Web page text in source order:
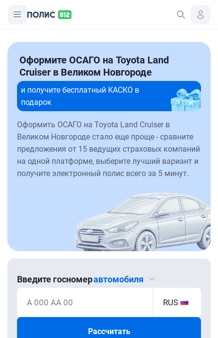
Оформите ОСАГО на Toyota Land
Cruiser в Великом Новгороде
и получите бесплатный КАСКО в
подарок
Оформить ОСАГО на Toyota Land Cruiser в
Великом Новгороде стало еще проще - сравните
предложения от 15 ведущих страховых компаний
на одной платформе, выберите лучший вариант и
получите электронный полис всего за 5 минут.
Введите госномеравтомобиля
А 000 АА 00 RUS
Рассчитать